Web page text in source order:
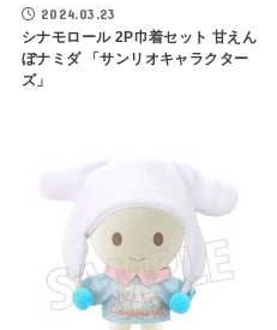
2024.03.23
シナモロール 2P巾着セット 甘えん
ぼナミダ 「サンリオキャラクター
ズ」